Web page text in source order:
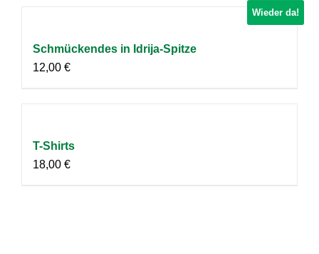
Wieder da!
Schmückendes in Idrija-Spitze
12,00 €
T-Shirts
18,00 €